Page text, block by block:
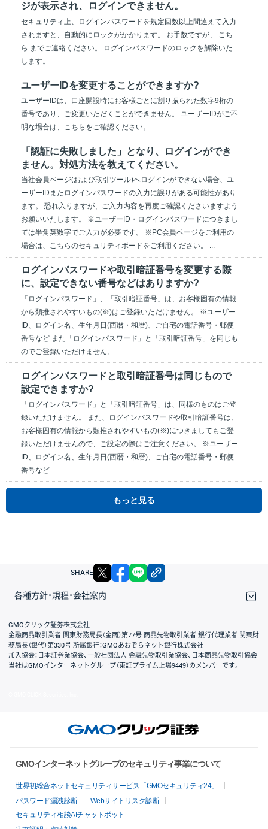
ジが表示され、ログインできません。
セキュリティ上、ログインパスワードを規定回数以上間違えて入力
されますと、自動的にロックがかかります。 お手数ですが、 こち
ら までご連絡ください。 ログインパスワードのロックを解除いた
します。
ユーザーIDを変更することができますか?
ユーザーIDは、口座開設時にお客様ごとに割り振られた数字9桁の
番号であり、ご変更いただくことができません。 ユーザーIDがご不
明な場合は、こちらをご確認ください。
「認証に失敗しました」となり、ログインができ
ません。対処方法を教えてください。
当社会員ページ(および取引ツール)へログインができない場合、ユ
ーザーIDまたログインパスワードの入力に誤りがある可能性があり
ます。 恐れ入りますが、ご入力内容を再度ご確認くださいますよう
お願いいたします。 ※ユーザーID・ログインパスワードにつきまし
ては半角英数字でご入力が必要です。 ※PC会員ページをご利用の
場合は、こちらのセキュリティボードをご利用ください。 ...
ログインパスワードや取引暗証番号を変更する際
に、設定できない番号などはありますか?
「ログインパスワード」、「取引暗証番号」は、お客様固有の情報
から類推されやすいもの(※)はご登録いただけません。 ※ユーザー
ID、ログイン名、生年月日(西暦・和暦)、ご自宅の電話番号・郵便
番号など また「ログインパスワード」と「取引暗証番号」を同じも
のでご登録いただけません。
ログインパスワードと取引暗証番号は同じもので
設定できますか?
「ログインパスワード」と「取引暗証番号」は、同様のものはご登
録いただけません。 また、ログインパスワードや取引暗証番号は、
お客様固有の情報から類推されやすいもの(※)につきましてもご登
録いただけませんので、ご設定の際はご注意ください。 ※ユーザー
ID、ログイン名、生年月日(西暦・和暦)、ご自宅の電話番号・郵便
番号など
もっと見る
SHARE X facebook
各種方針・規程・会社案内
取引規程・約款
サイトマップ
その他のご案内
個人情報保護方針
最良執行方針
サイトのご利用について
ディスクレイマー
信託保全
リスク説明
会社案内
GMOクリック証券株式会社
金融商品取引業者 関東財務局長（金商）第77号 商品先物取引業者 銀行代理業者 関東財
務局長（銀代）第330号 所属銀行：GMOあおぞらネット銀行株式会社
加入協会：日本証券業協会、一般社団法人 金融先物取引業協会、日本商品先物取引協会
当社はGMOインターネットグループ（東証プライム上場9449）のメンバーです。
GMOインターネットグループのセキュリティ事業について
世界初総合ネットセキュリティサービス「GMOセキュリティ24」
パスワード漏洩診断
Webサイトリスク診断
セキュリティ相談AIチャットボット